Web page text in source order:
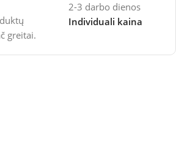
greitai.
2-3 darbo dienos
Individuali kaina